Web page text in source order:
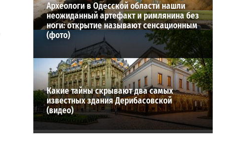
Археологи в Одесской области нашли
неожиданный артефакт и римлянина без
ноги: открытие называют сенсационным
(фото)
Какие тайны скрывают два самых
известных здания Дерибасовской
(видео)